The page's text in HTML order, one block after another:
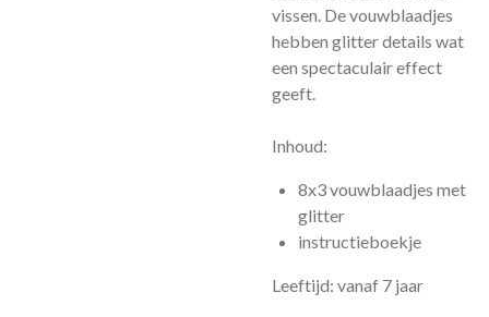
vissen. De vouwblaadjes
hebben glitter details wat
een spectaculair effect
geeft.
Inhoud:
8x3 vouwblaadjes met
glitter
instructieboekje
Leeftijd: vanaf 7 jaar